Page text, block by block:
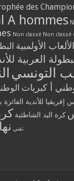
des
A hommes
Non classé Non classé
الألعاب الأولمبية
العربية
التونسي
أ كبريات
إفريقيا للأندية
كرة اليد الشاطئية
تقني